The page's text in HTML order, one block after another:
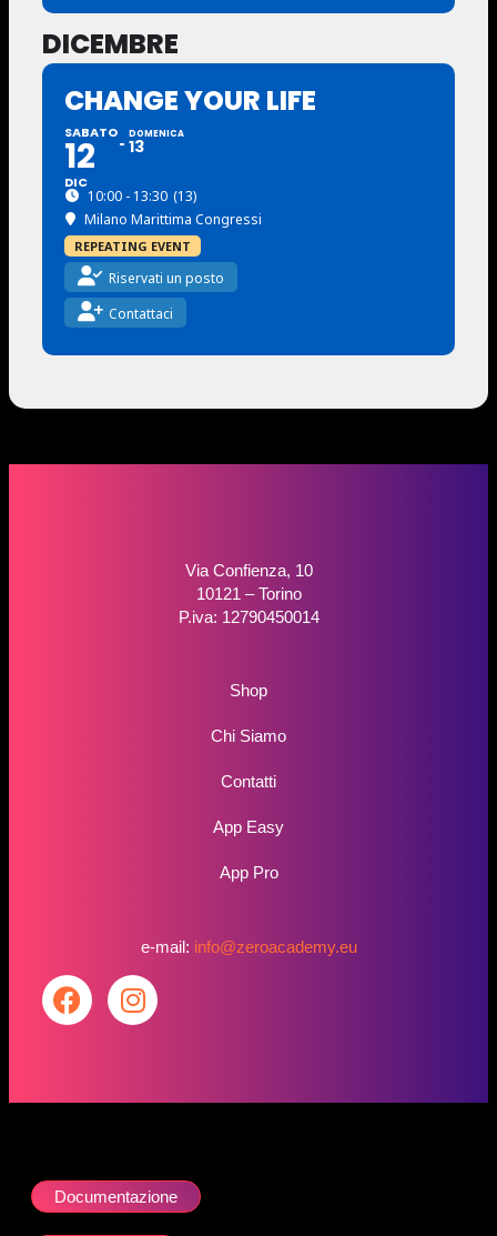
DICEMBRE
CHANGE YOUR LIFE
SABATO
12
DIC
DOMENICA
13
10:00 - 13:30 (13)
Milano Marittima Congressi
REPEATING EVENT
Riservati un posto
Contattaci
Via Confienza, 10
10121 – Torino
P.iva: 12790450014
Shop
Chi Siamo
Contatti
App Easy
App Pro
e-mail: info@zeroacademy.eu
Documentazione